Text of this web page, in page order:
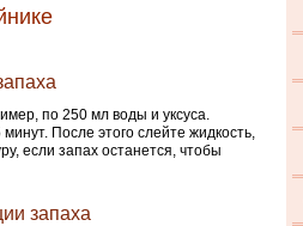
по 250 мл воды и уксуса.
После этого слейте жидкость,
если запах останется, чтобы
запаха